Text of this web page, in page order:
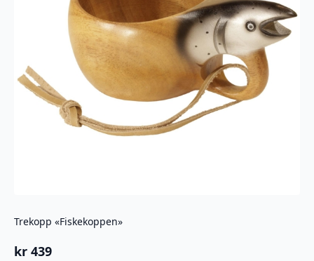
Trekopp «Fiskekoppen»
kr 439